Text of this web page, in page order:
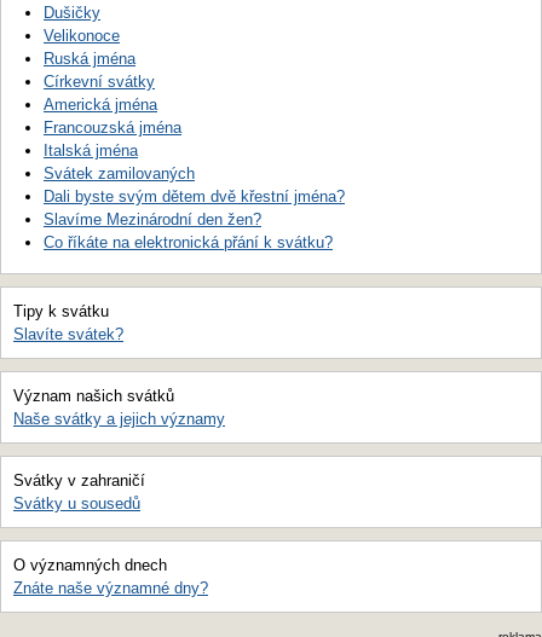
Dušičky
Velikonoce
Ruská jména
Církevní svátky
Americká jména
Francouzská jména
Italská jména
Svátek zamilovaných
Dali byste svým dětem dvě křestní jména?
Slavíme Mezinárodní den žen?
Co říkáte na elektronická přání k svátku?
Tipy k svátku
Slavíte svátek?
Význam našich svátků
Naše svátky a jejich významy
Svátky v zahraničí
Svátky u sousedů
O významných dnech
Znáte naše významné dny?